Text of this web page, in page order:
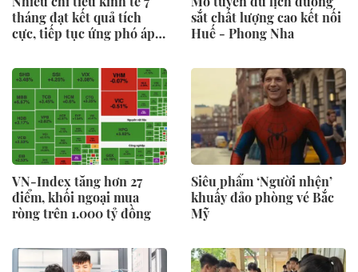
tháng đạt kết quả tích
cực, tiếp tục ứng phó áp
sắt chất lượng cao kết nối
Huế - Phong Nha
VN-Index tăng hơn 27
điểm, khối ngoại mua
ròng trên 1.000 tỷ đồng
Siêu phẩm ‘Người nhện’
khuấy đảo phòng vé Bắc
Mỹ